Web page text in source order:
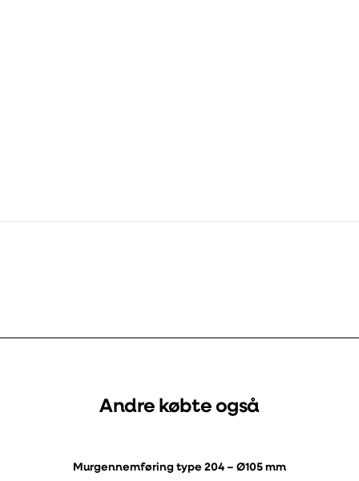
Andre købte også
Murgennemføring type 204 – Ø105 mm